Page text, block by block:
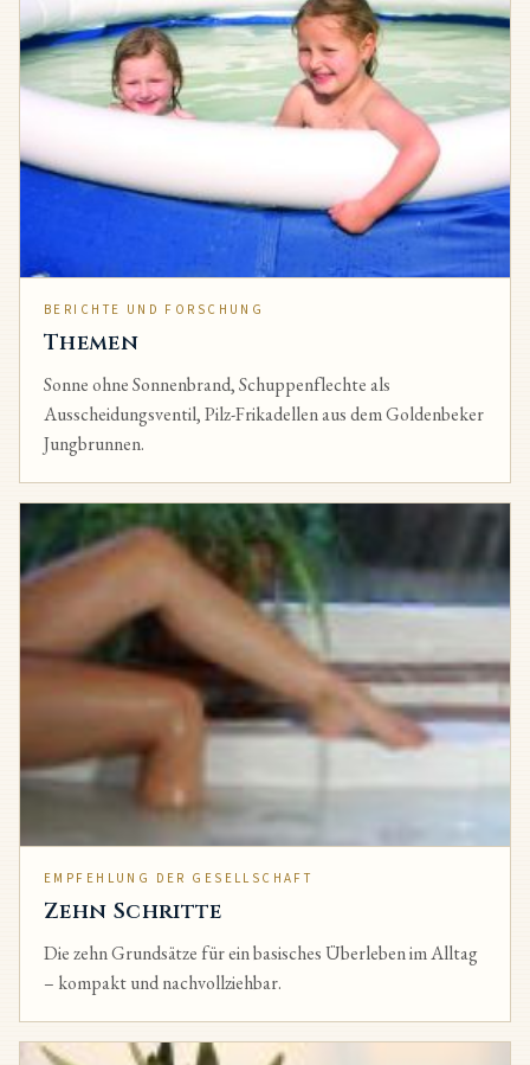
BERICHTE UND FORSCHUNG
Themen
Sonne ohne Sonnenbrand, Schuppenflechte als
Ausscheidungsventil, Pilz-Frikadellen aus dem Goldenbeker
Jungbrunnen.
EMPFEHLUNG DER GESELLSCHAFT
Zehn Schritte
Die zehn Grundsätze für ein basisches Überleben im Alltag
– kompakt und nachvollziehbar.